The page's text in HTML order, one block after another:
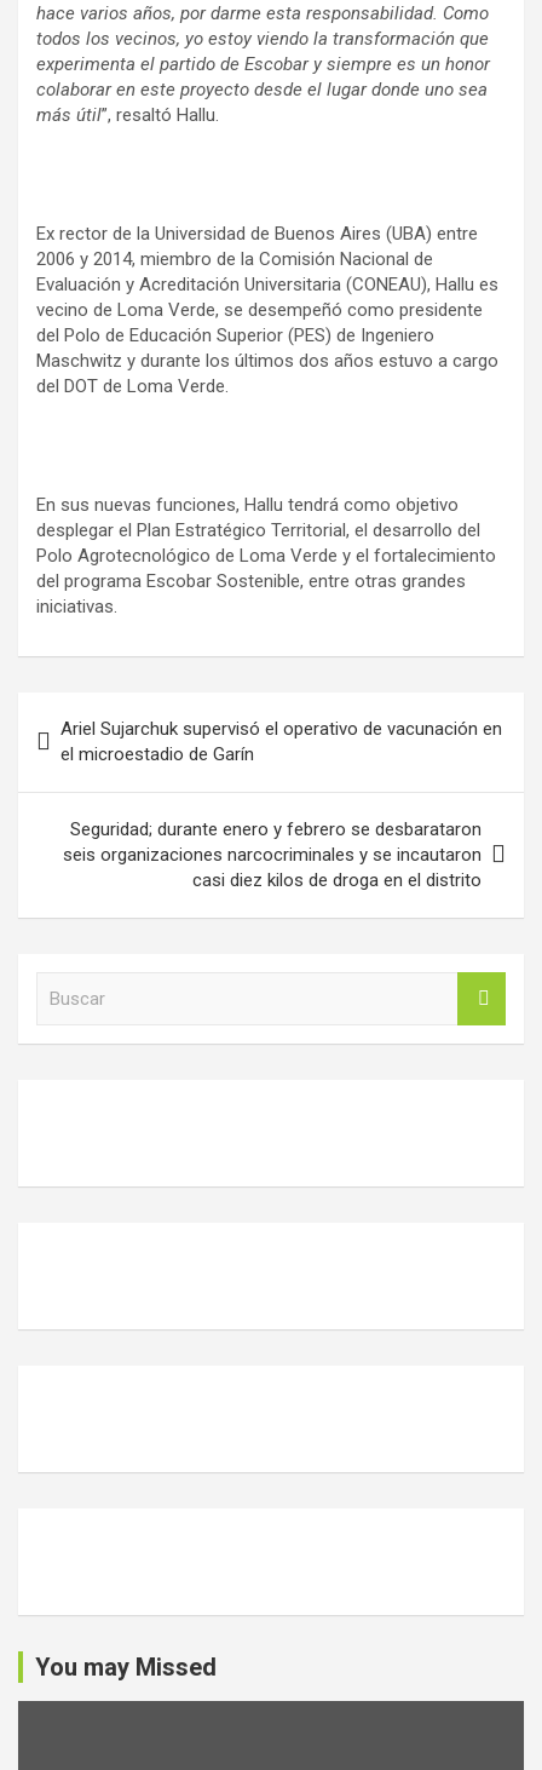
hace varios años, por darme esta responsabilidad. Como
todos los vecinos, yo estoy viendo la transformación que
experimenta el partido de Escobar y siempre es un honor
colaborar en este proyecto desde el lugar donde uno sea
más útil”, resaltó Hallu.
Ex rector de la Universidad de Buenos Aires (UBA) entre
2006 y 2014, miembro de la Comisión Nacional de
Evaluación y Acreditación Universitaria (CONEAU), Hallu es
vecino de Loma Verde, se desempeñó como presidente
del Polo de Educación Superior (PES) de Ingeniero
Maschwitz y durante los últimos dos años estuvo a cargo
del DOT de Loma Verde.
En sus nuevas funciones, Hallu tendrá como objetivo
desplegar el Plan Estratégico Territorial, el desarrollo del
Polo Agrotecnológico de Loma Verde y el fortalecimiento
del programa Escobar Sostenible, entre otras grandes
iniciativas.
de
entradas
Ariel Sujarchuk supervisó el operativo de vacunación en
el microestadio de Garín
Seguridad; durante enero y febrero se desbarataron
seis organizaciones narcocriminales y se incautaron
casi diez kilos de droga en el distrito
You may Missed